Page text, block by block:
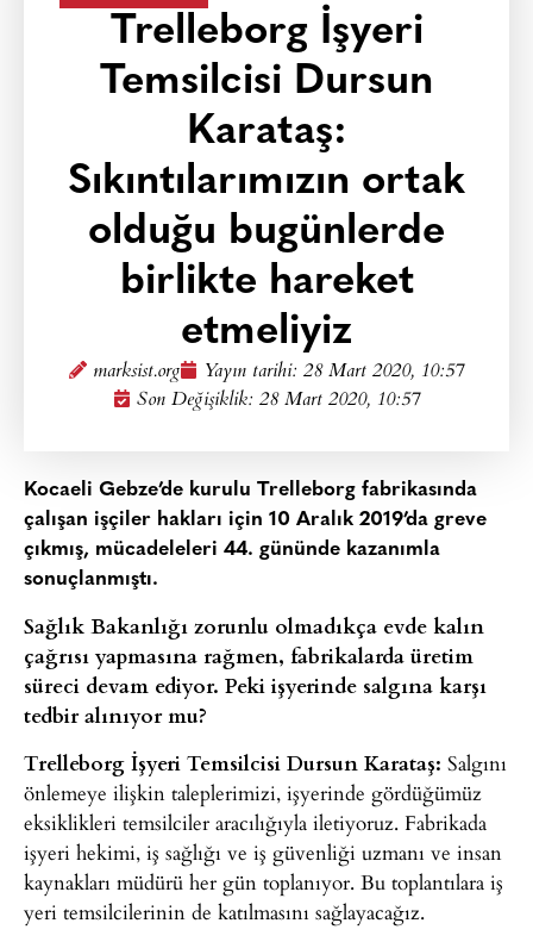
Trelleborg İşyeri
Temsilcisi Dursun
Karataş:
Sıkıntılarımızın ortak
olduğu bugünlerde
birlikte hareket
etmeliyiz
marksist.org Yayın tarihi: 28 Mart 2020, 10:57
Son Değişiklik: 28 Mart 2020, 10:57
Kocaeli Gebze’de kurulu Trelleborg fabrikasında
çalışan işçiler hakları için 10 Aralık 2019’da greve
çıkmış, mücadeleleri 44. gününde kazanımla
sonuçlanmıştı.
Sağlık Bakanlığı zorunlu olmadıkça evde kalın
çağrısı yapmasına rağmen, fabrikalarda üretim
süreci devam ediyor. Peki işyerinde salgına karşı
tedbir alınıyor mu?
Trelleborg İşyeri Temsilcisi Dursun Karataş: Salgını
önlemeye ilişkin taleplerimizi, işyerinde gördüğümüz
eksiklikleri temsilciler aracılığıyla iletiyoruz. Fabrikada
işyeri hekimi, iş sağlığı ve iş güvenliği uzmanı ve insan
kaynakları müdürü her gün toplanıyor. Bu toplantılara iş
yeri temsilcilerinin de katılmasını sağlayacağız.